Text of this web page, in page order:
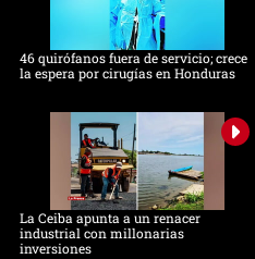
46 quirófanos fuera de servicio; crece
la espera por cirugías en Honduras
La Ceiba apunta a un renacer
industrial con millonarias
inversiones